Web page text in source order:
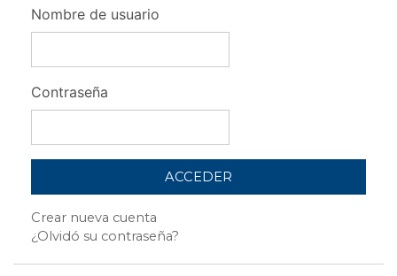
Nombre de usuario
Contraseña
Crear nueva cuenta
¿Olvidó su contraseña?